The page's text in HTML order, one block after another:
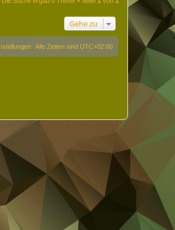
Gehe zu
Alle Zeiten sind UTC+02:00